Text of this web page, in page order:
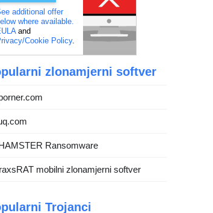
additional offer
where available.
and
Cookie Policy.
zlonamjerni softver
Ransomware
mobilni zlonamjerni softver
Trojanci